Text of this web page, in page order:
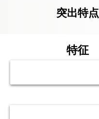
突出特点
特征